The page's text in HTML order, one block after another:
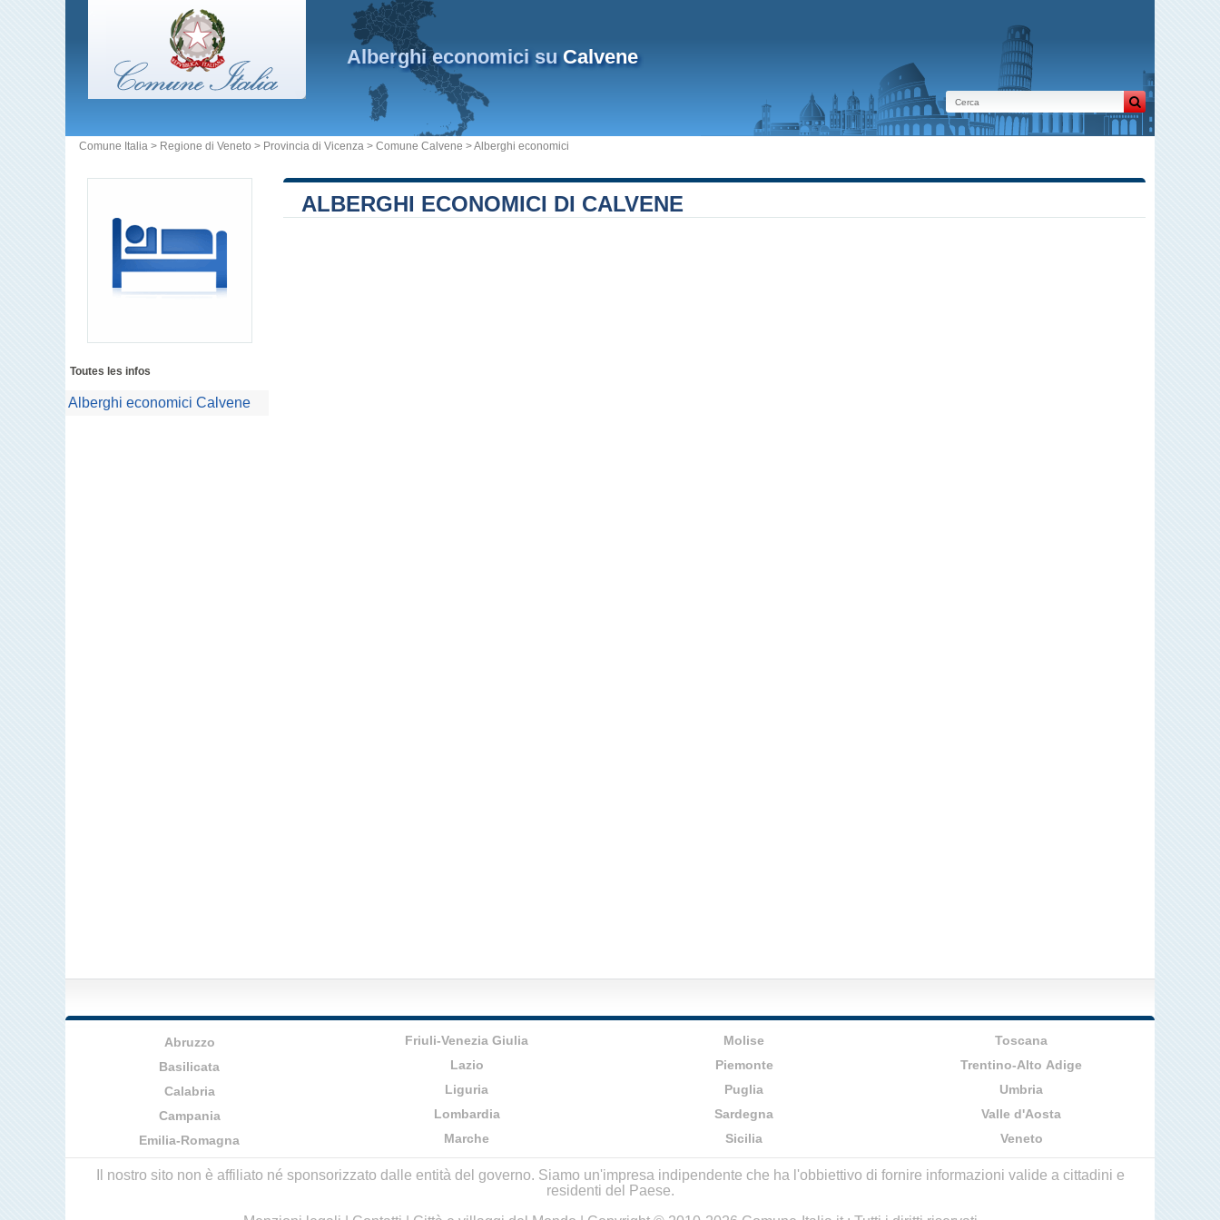
Alberghi economici suCalvene
Comune Italia > Regione di Veneto > Provincia di Vicenza > Comune Calvene > Alberghi economici
ALBERGHI ECONOMICI DI CALVENE
Toutes les infos
Alberghi economici Calvene
Abruzzo
Basilicata
Calabria
Campania
Emilia-Romagna
Friuli-Venezia Giulia
Lazio
Liguria
Lombardia
Marche
Molise
Piemonte
Puglia
Sardegna
Sicilia
Toscana
Trentino-Alto Adige
Umbria
Valle d'Aosta
Veneto
Il nostro sito non è affiliato né sponsorizzato dalle entità del governo. Siamo un'impresa indipendente che ha l'obbiettivo di fornire informazioni valide a cittadini e
residenti del Paese.